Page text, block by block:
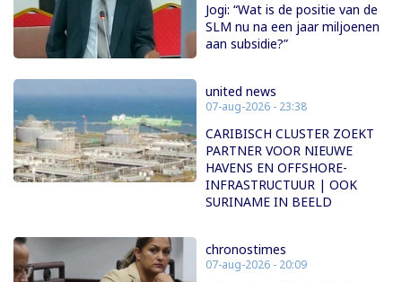
Jogi: “Wat is de positie van de
SLM nu na een jaar miljoenen
aan subsidie?”
united news
07-aug-2026 - 23:38
CARIBISCH CLUSTER ZOEKT
PARTNER VOOR NIEUWE
HAVENS EN OFFSHORE-
INFRASTRUCTUUR | OOK
SURINAME IN BEELD
chronostimes
07-aug-2026 - 20:09